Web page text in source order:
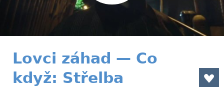
Lovci záhad — Co
když: Střelba